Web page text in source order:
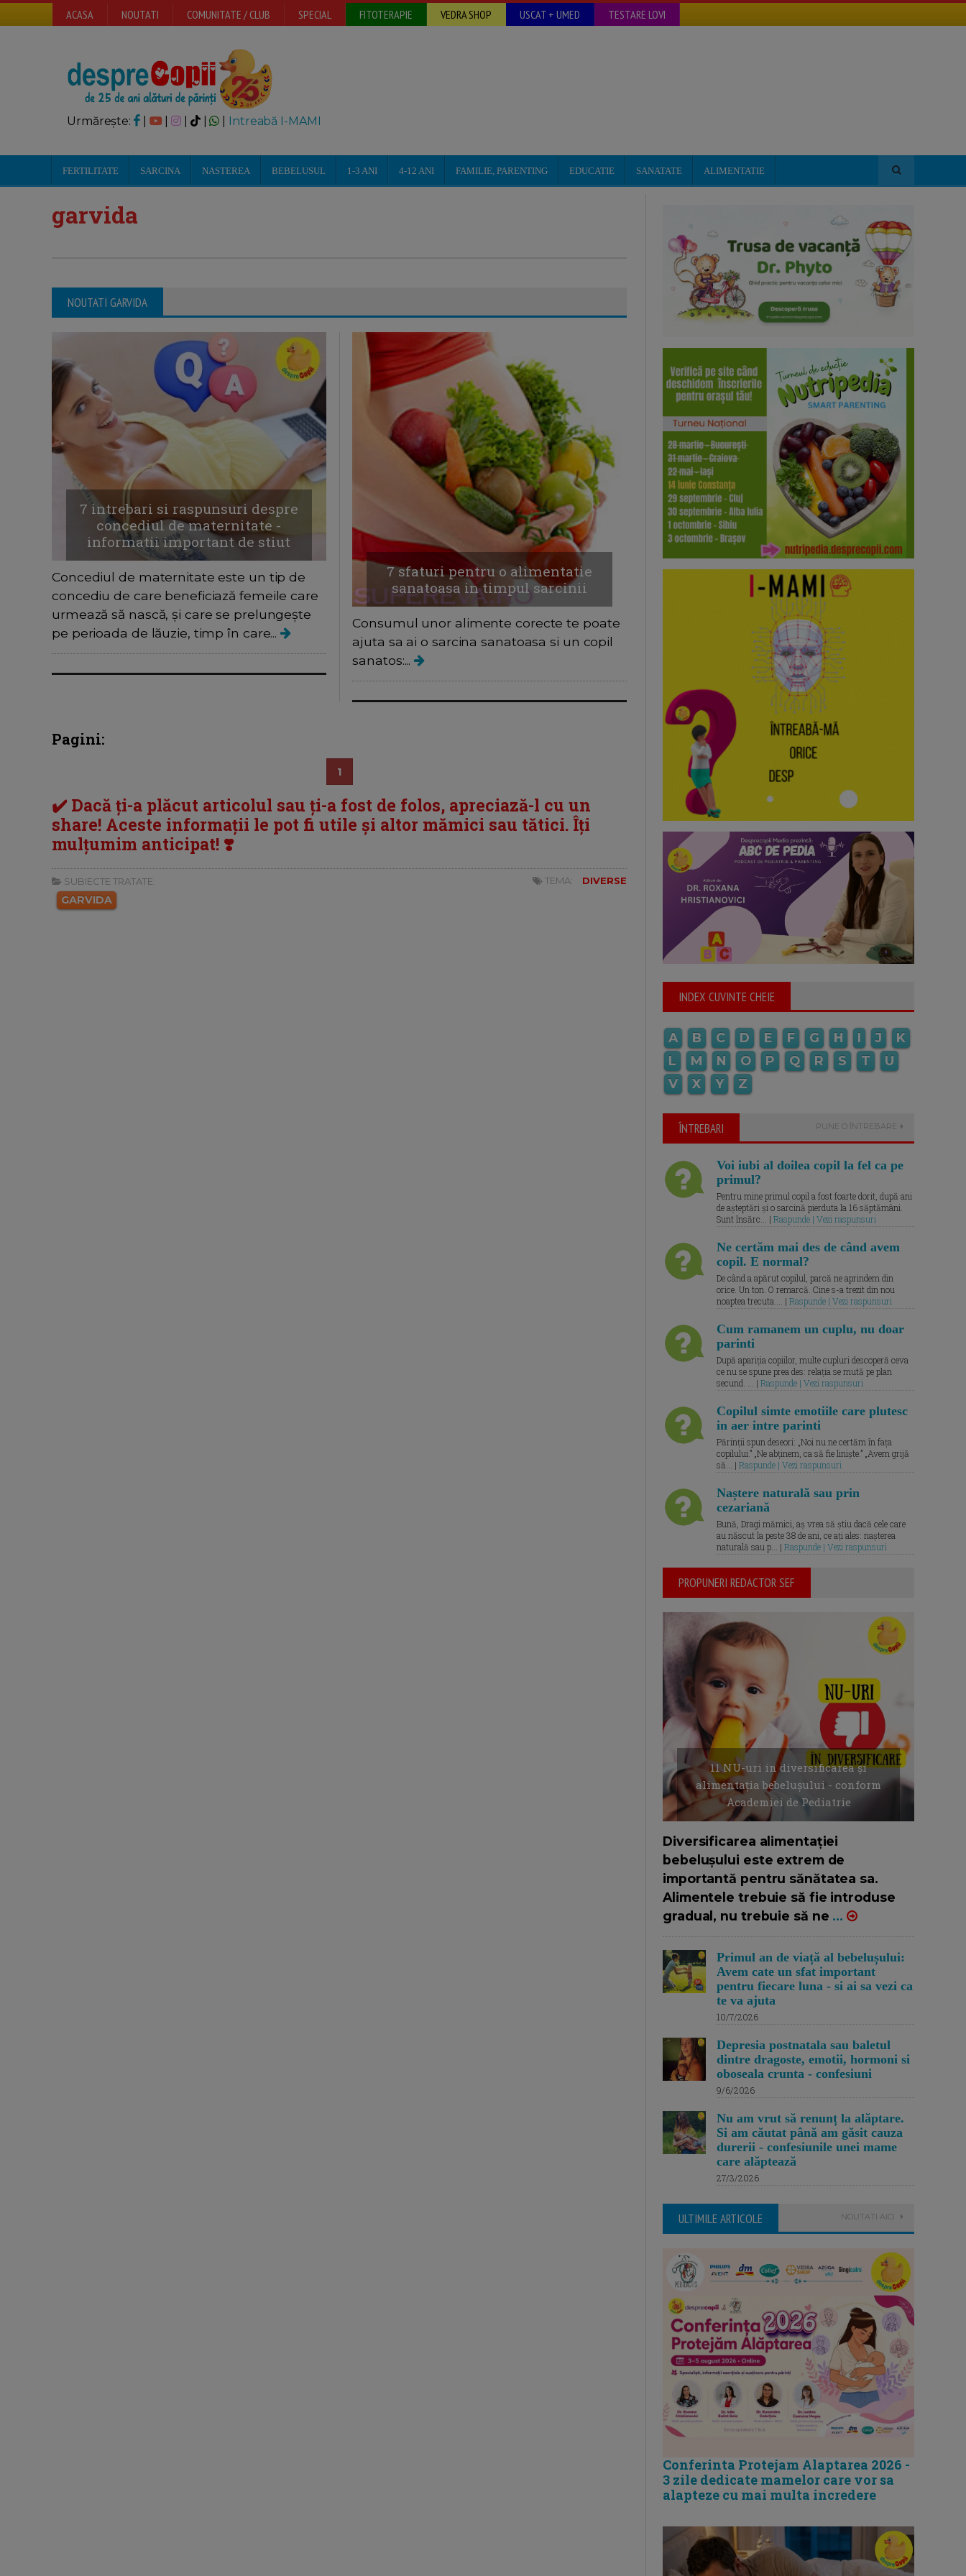
ACASA NOUTATI COMUNITATE / CLUB SPECIAL FITOTERAPIE VEDRA SHOP USCAT + UMED TESTARE LOVI
Urmărește: | | Intreabă I-MAMI
FERTILITATE SARCINA NASTEREA BEBELUSUL 1-3 ANI 4-12 ANI FAMILIE, PARENTING EDUCATIE SANATATE ALIMENTATIE
garvida
NOUTATI GARVIDA
7 intrebari si raspunsuri despre
concediul de maternitate -
informatii important de stiut
Concediul de maternitate este un tip de
concediu de care beneficiază femeile care
urmează să nască, și care se prelungește
pe perioada de lăuzie, timp în care...
7 sfaturi pentru o alimentatie
sanatoasa in timpul sarcinii
Consumul unor alimente corecte te poate
ajuta sa ai o sarcina sanatoasa si un copil
sanatos:...
Pagini:
1
✔️ Dacă ți-a plăcut articolul sau ți-a fost de folos, apreciază-l cu un
share! Aceste informații le pot fi utile și altor mămici sau tătici. Îți
mulțumim anticipat! ❣️
SUBIECTE TRATATE:
GARVIDA
TEMA: DIVERSE
INDEX CUVINTE CHEIE
A B C D E F G H I J
K
L
M N O P Q R S T
U
V
X Y Z
ÎNTREBARI PUNE O ÎNTREBARE
Voi iubi al doilea copil la fel ca pe
primul?
Pentru mine primul copil a fost foarte dorit, după ani
de așteptări și o sarcină pierduta la 16 săptămâni.
Sunt însărc... | Raspunde | Vezi raspunsuri
Ne certăm mai des de când avem
copil. E normal?
De când a apărut copilul, parcă ne aprindem din
orice. Un ton. O remarcă. Cine s-a trezit din nou
noaptea trecuta.... | Raspunde | Vezi raspunsuri
Cum ramanem un cuplu, nu doar
parinti
După apariția copiilor, multe cupluri descoperă ceva
ce nu se spune prea des: relația se mută pe plan
secund. ... | Raspunde | Vezi raspunsuri
Copilul simte emotiile care plutesc
in aer intre parinti
Părinții spun deseori: „Noi nu ne certăm în fața
copilului.” „Ne abținem, ca să fie liniște.” „Avem grijă
să... | Raspunde | Vezi raspunsuri
Naștere naturală sau prin
cezariană
Bună, Dragi mămici, aș vrea să știu dacă cele care
au născut la peste 38 de ani, ce ați ales: nașterea
naturală sau p... | Raspunde | Vezi raspunsuri
PROPUNERI REDACTOR SEF
11 NU-uri in diversificarea și
alimentația bebelușului - conform
Academiei de Pediatrie
Diversificarea alimentației
bebelușului este extrem de
importantă pentru sănătatea sa.
Alimentele trebuie să fie introduse
gradual, nu trebuie să ne ...
Primul an de viață al bebelușului:
Avem cate un sfat important
pentru fiecare luna - si ai sa vezi ca
te va ajuta
10/7/2026
Depresia postnatala sau baletul
dintre dragoste, emotii, hormoni si
oboseala crunta - confesiuni
9/6/2026
Nu am vrut să renunț la alăptare.
Si am căutat până am găsit cauza
durerii - confesiunile unei mame
care alăptează
27/3/2026
ULTIMILE ARTICOLE NOUTATI AICI
Conferinta Protejam Alaptarea 2026 -
3 zile dedicate mamelor care vor sa
alapteze cu mai multa incredere